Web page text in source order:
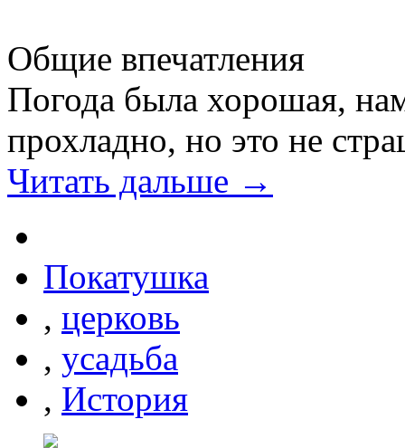
Общие впечатления
Погода была хорошая,
прохладно, но это не
Читать дальше →
Покатушка
, церковь
, усадьба
, История